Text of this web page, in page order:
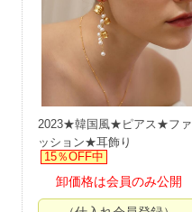
2023★韓国風★ピアス★ファ
ッション★耳飾り
15％OFF中
卸価格は会員のみ公開